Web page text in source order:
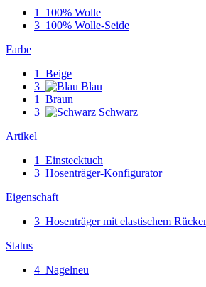
1
100% Wolle
3 100% Wolle-Seide
Farbe
1
Beige
3
Blau
1
Braun
3
Schwarz
Artikel
1
Einstecktuch
3 Hosenträger-Konfigurator
Eigenschaft
3 Hosenträger mit elastischem
Status
4 Nagelneu